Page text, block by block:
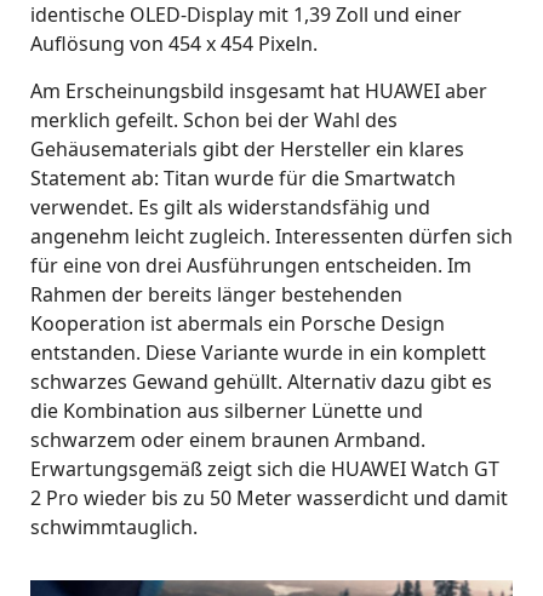
identische OLED-Display mit 1,39 Zoll und einer
Auflösung von 454 x 454 Pixeln.
Am Erscheinungsbild insgesamt hat HUAWEI aber
merklich gefeilt. Schon bei der Wahl des
Gehäusematerials gibt der Hersteller ein klares
Statement ab: Titan wurde für die Smartwatch
verwendet. Es gilt als widerstandsfähig und
angenehm leicht zugleich. Interessenten dürfen sich
für eine von drei Ausführungen entscheiden. Im
Rahmen der bereits länger bestehenden
Kooperation ist abermals ein Porsche Design
entstanden. Diese Variante wurde in ein komplett
schwarzes Gewand gehüllt. Alternativ dazu gibt es
die Kombination aus silberner Lünette und
schwarzem oder einem braunen Armband.
Erwartungsgemäß zeigt sich die HUAWEI Watch GT
2 Pro wieder bis zu 50 Meter wasserdicht und damit
schwimmtauglich.